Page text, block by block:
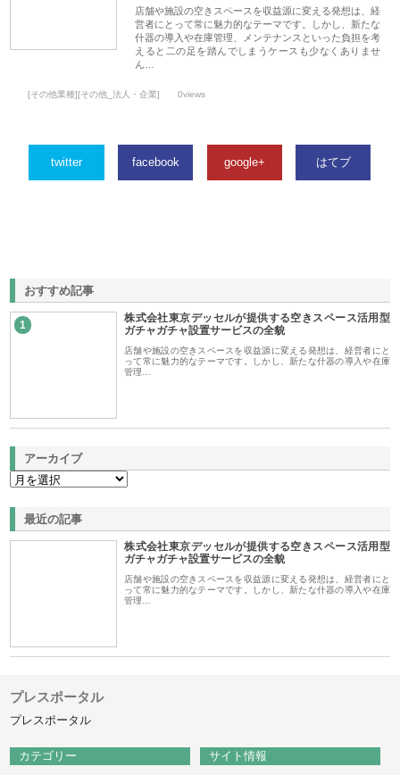
店舗や施設の空きスペースを収益源に変える発想は、経
営者にとって常に魅力的なテーマです。しかし、新たな
什器の導入や在庫管理、メンテナンスといった負担を考
えると二の足を踏んでしまうケースも少なくありませ
ん…
[その他業種][その他_法人・企業] 0views
twitter facebook google+ はてブ
おすすめ記事
1
株式会社東京デッセルが提供する空きスペース活用型
ガチャガチャ設置サービスの全貌
店舗や施設の空きスペースを収益源に変える発想は、経営者にと
って常に魅力的なテーマです。しかし、新たな什器の導入や在庫
管理…
アーカイブ
最近の記事
株式会社東京デッセルが提供する空きスペース活用型
ガチャガチャ設置サービスの全貌
店舗や施設の空きスペースを収益源に変える発想は、経営者にと
って常に魅力的なテーマです。しかし、新たな什器の導入や在庫
管理…
プレスポータル
プレスポータル
カテゴリー
サイト情報